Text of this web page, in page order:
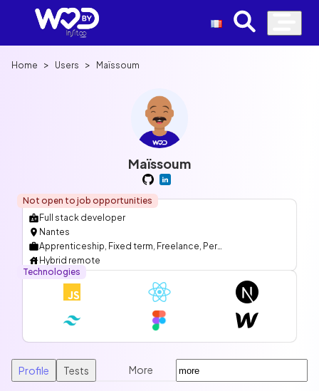
Home > Users > Maïssoum
Maïssoum
Not open to job opportunities
Full stack developer
Nantes
Apprenticeship, Fixed term, Freelance, Permanent contract
Hybrid remote
Technologies
Profile Tests More